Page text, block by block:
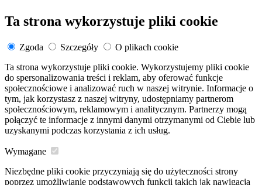
Ta strona wykorzystuje pliki cookie
Zgoda Szczegóły
O plikach cookie
Ta strona wykorzystuje pliki cookie. Wykorzystujemy pliki cookie
do spersonalizowania treści i reklam, aby oferować funkcje
społecznościowe i analizować ruch w naszej witrynie. Informacje o
tym, jak korzystasz z naszej witryny, udostępniamy partnerom
społecznościowym, reklamowym i analitycznym. Partnerzy mogą
połączyć te informacje z innymi danymi otrzymanymi od Ciebie lub
uzyskanymi podczas korzystania z ich usług.
Wymagane
Niezbędne pliki cookie przyczyniają się do użyteczności strony
poprzez umożliwianie podstawowych funkcji takich jak nawigacja